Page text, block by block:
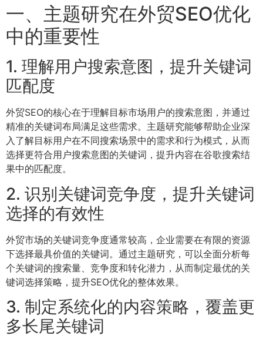
一、主题研究在外贸SEO优化
中的重要性
1. 理解用户搜索意图，提升关键词
匹配度
外贸SEO的核心在于理解目标市场用户的搜索意图，并通过
精准的关键词布局满足这些需求。主题研究能够帮助企业深
入了解目标用户在不同搜索场景中的需求和行为模式，从而
选择更符合用户搜索意图的关键词，提升内容在谷歌搜索结
果中的匹配度。
2. 识别关键词竞争度，提升关键词
选择的有效性
外贸市场的关键词竞争度通常较高，企业需要在有限的资源
下选择最具价值的关键词。通过主题研究，可以全面分析每
个关键词的搜索量、竞争度和转化潜力，从而制定最优的关
键词选择策略，提升SEO优化的整体效果。
3. 制定系统化的内容策略，覆盖更
多长尾关键词